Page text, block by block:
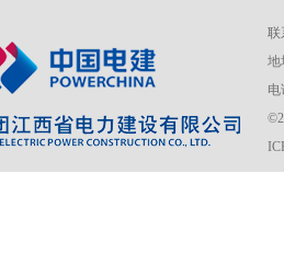
联
地
电